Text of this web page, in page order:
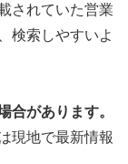
されていた営業
検索しやすいよ
合があります。
現地で最新情報